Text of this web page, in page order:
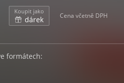
Koupit jako
dárek Cena včetně DPH
formátech: